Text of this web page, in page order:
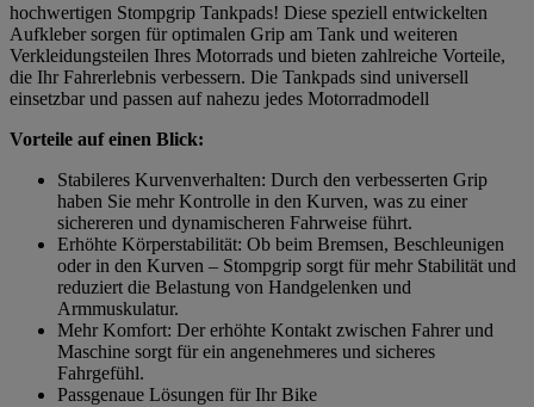
hochwertigen Stompgrip Tankpads! Diese speziell entwickelten
Aufkleber sorgen für optimalen Grip am Tank und weiteren
Verkleidungsteilen Ihres Motorrads und bieten zahlreiche Vorteile,
die Ihr Fahrerlebnis verbessern. Die Tankpads sind universell
einsetzbar und passen auf nahezu jedes Motorradmodell
Vorteile auf einen Blick:
Stabileres Kurvenverhalten: Durch den verbesserten Grip
haben Sie mehr Kontrolle in den Kurven, was zu einer
sichereren und dynamischeren Fahrweise führt.
Erhöhte Körperstabilität: Ob beim Bremsen, Beschleunigen
oder in den Kurven – Stompgrip sorgt für mehr Stabilität und
reduziert die Belastung von Handgelenken und
Armmuskulatur.
Mehr Komfort: Der erhöhte Kontakt zwischen Fahrer und
Maschine sorgt für ein angenehmeres und sicheres
Fahrgefühl.
Passgenaue Lösungen für Ihr Bike